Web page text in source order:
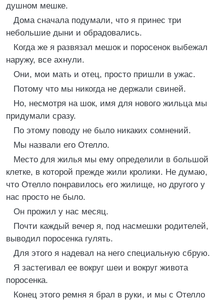
душном мешке.
Дома сначала подумали, что я принес три
небольшие дыни и обрадовались.
Когда же я развязал мешок и поросенок выбежал
наружу, все ахнули.
Они, мои мать и отец, просто пришли в ужас.
Потому что мы никогда не держали свиней.
Но, несмотря на шок, имя для нового жильца мы
придумали сразу.
По этому поводу не было никаких сомнений.
Мы назвали его Отелло.
Место для жилья мы ему определили в большой
клетке, в которой прежде жили кролики. Не думаю,
что Отелло понравилось его жилище, но другого у
нас просто не было.
Он прожил у нас месяц.
Почти каждый вечер я, под насмешки родителей,
выводил поросенка гулять.
Для этого я надевал на него специальную сбрую.
Я застегивал ее вокруг шеи и вокруг живота
поросенка.
Конец этого ремня я брал в руки, и мы с Отелло